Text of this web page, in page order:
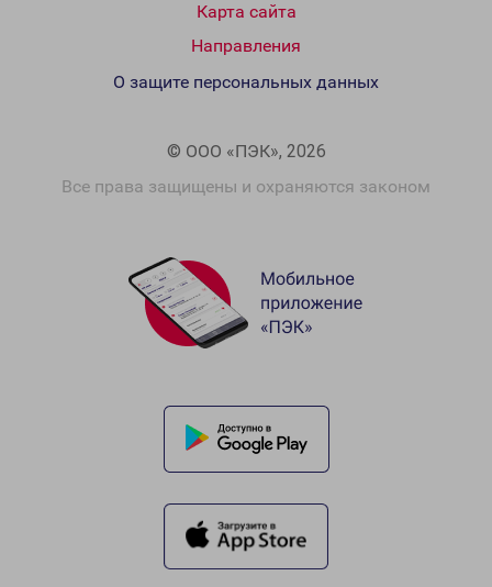
Карта сайта
Направления
© ООО «ПЭК», 2026
Все права защищены и охраняются законом
О защите персональных данных